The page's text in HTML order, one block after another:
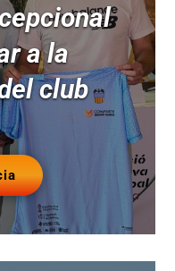
a la
club